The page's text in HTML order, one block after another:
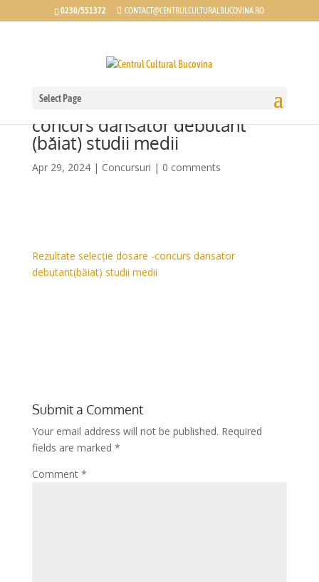
0230/551372 CONTACT@CENTRULCULTURALBUCOVINA.RO
Select Page
Rezultate selecție dosare -
concurs dansator debutant
(băiat) studii medii
Apr 29, 2024| Concursuri | 0 comments
Rezultate selecție dosare -concurs dansator
debutant(băiat) studii medii
Submit a Comment
Your email address will not be published. Required
fields are marked *
Comment *